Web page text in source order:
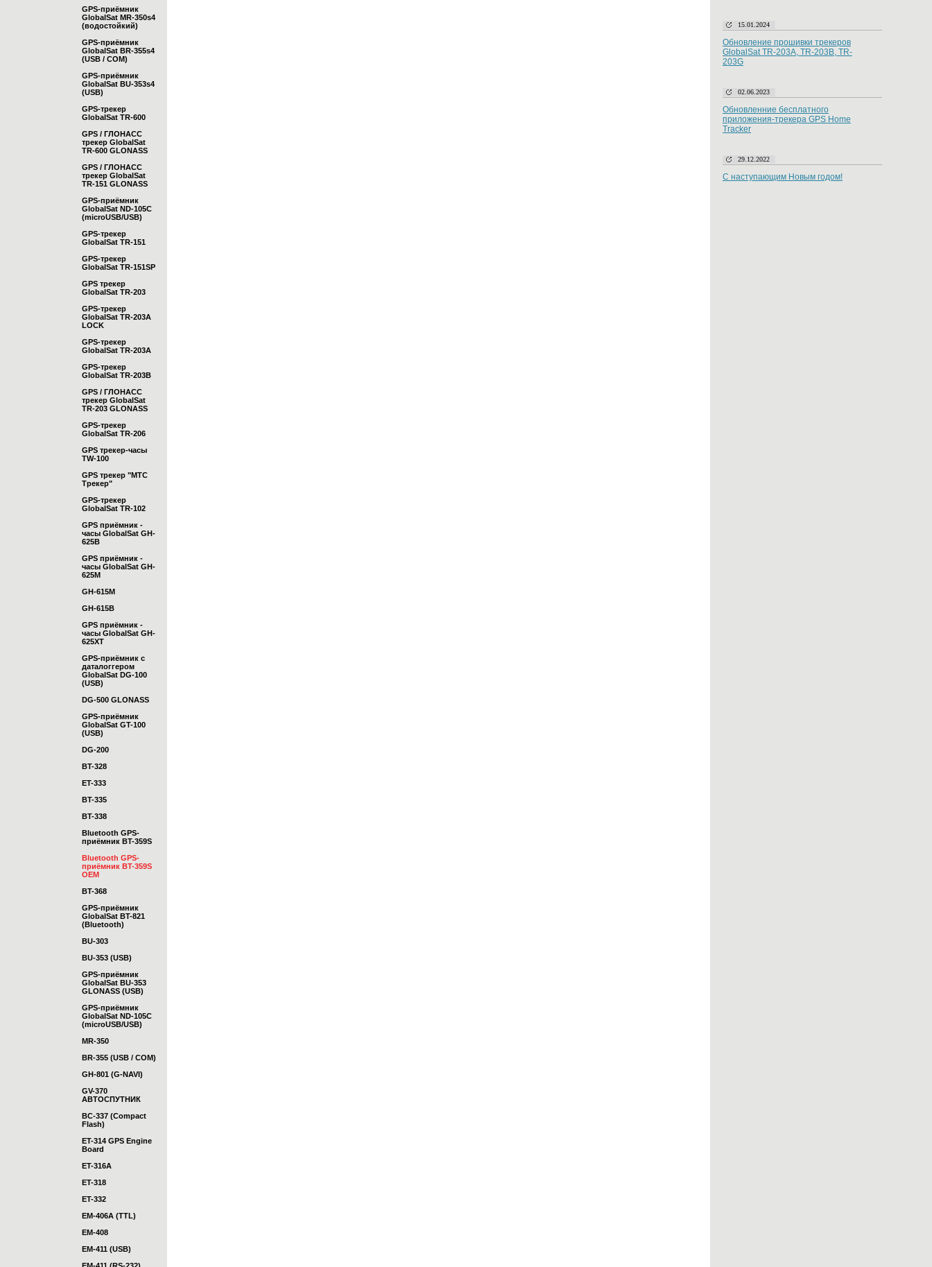
GPS-приёмник
GlobalSat MR-350s4
(водостойкий)
GPS-приёмник
GlobalSat BR-355s4
(USB / COM)
GPS-приёмник
GlobalSat BU-353s4
(USB)
GPS-трекер
GlobalSat TR-600
GPS / ГЛОНАСС
трекер GlobalSat
TR-600 GLONASS
GPS / ГЛОНАСС
трекер GlobalSat
TR-151 GLONASS
GPS-приёмник
GlobalSat ND-105C
(microUSB/USB)
GPS-трекер
GlobalSat TR-151
GPS-трекер
GlobalSat TR-151SP
GPS трекер
GlobalSat TR-203
GPS-трекер
GlobalSat TR-203А
LOCK
GPS-трекер
GlobalSat TR-203А
GPS-трекер
GlobalSat TR-203B
GPS / ГЛОНАСС
трекер GlobalSat
TR-203 GLONASS
GPS-трекер
GlobalSat TR-206
GPS трекер-часы
TW-100
GPS трекер "МТС
Трекер"
GPS-трекер
GlobalSat TR-102
GPS приёмник -
часы GlobalSat GH-
625B
GPS приёмник -
часы GlobalSat GH-
625M
GH-615M
GH-615B
GPS приёмник -
часы GlobalSat GH-
625XT
GPS-приёмник с
даталоггером
GlobalSat DG-100
(USB)
DG-500 GLONASS
GPS-приёмник
GlobalSat GT-100
(USB)
DG-200
BT-328
ET-333
BT-335
BT-338
Bluetooth GPS-
приёмник BT-359S
Bluetooth GPS-
приёмник BT-359S
OEM
BT-368
GPS-приёмник
GlobalSat BT-821
(Bluetooth)
BU-303
BU-353 (USB)
GPS-приёмник
GlobalSat BU-353
GLONASS (USB)
GPS-приёмник
GlobalSat ND-105C
(microUSB/USB)
MR-350
BR-355 (USB / COM)
GH-801 (G-NAVI)
GV-370
АВТОСПУТНИК
BC-337 (Compact
Flash)
ET-314 GPS Engine
Board
ET-316A
ET-318
ET-332
EM-406A (TTL)
EM-408
EM-411 (USB)
15.01.2024
Обновление прошивки трекеров
GlobalSat TR-203A, TR-203B, TR-
203G
02.06.2023
Обновленние бесплатного
приложения-трекера GPS Home
Tracker
29.12.2022
С наступающим Новым годом!